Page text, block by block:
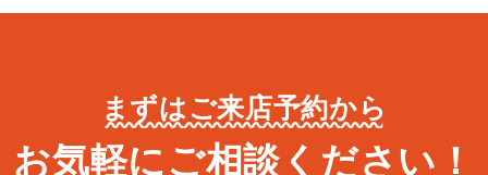
まずはご来店予約から
お気軽にご相談ください！